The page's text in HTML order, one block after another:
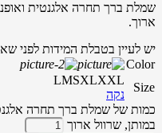
שמלת ברך תחרה אלגנטית
ארוך.
יש לעיין בטבלת המידות לפני
Color
Size
LMSXLXXL
נקה
כמות של שמלת ברך תחרה
במותן, שרוול ארוך